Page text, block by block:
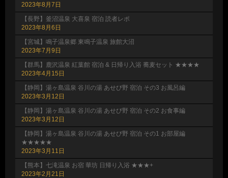
2023年8月7日
【長野】釜沼温泉 大喜泉 宿泊 読者レポ
2023年8月6日
【宮城】鳴子温泉郷 東鳴子温泉 旅館大沼
2023年7月9日
【群馬】鹿沢温泉 紅葉館 宿泊 & 日帰り入浴 蕎麦セット ★★★★
2023年4月15日
【静岡】湯ヶ島温泉 谷川の湯 あせび野 宿泊 その3 お風呂編
2023年3月12日
【静岡】湯ヶ島温泉 谷川の湯 あせび野 宿泊 その2 お食事編
2023年3月12日
【静岡】湯ヶ島温泉 谷川の湯 あせび野 宿泊 その1 お部屋編
★★★★★
2023年3月11日
【熊本】七滝温泉 お宿 華坊 日帰り入浴 ★★★+
2023年2月21日